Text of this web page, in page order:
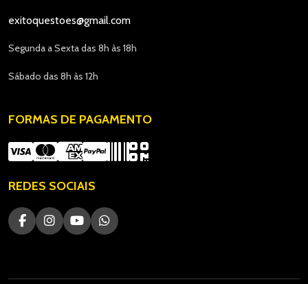
exitoquestoes@gmail.com
Segunda a Sexta das 8h às 18h
Sábado das 8h às 12h
FORMAS DE PAGAMENTO
REDES SOCIAIS